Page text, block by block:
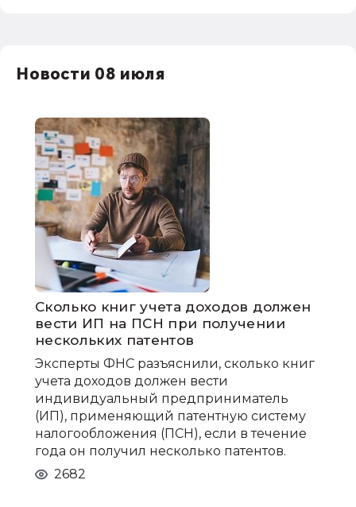
Новости 08 июля
Сколько книг учета доходов должен
вести ИП на ПСН при получении
нескольких патентов
Эксперты ФНС разъяснили, сколько книг
учета доходов должен вести
индивидуальный предприниматель
(ИП), применяющий патентную систему
налогообложения (ПСН), если в течение
года он получил несколько патентов.
2682